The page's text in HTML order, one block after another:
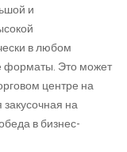
и
в любом
форматы. Это может
центре на
на
в бизнес-